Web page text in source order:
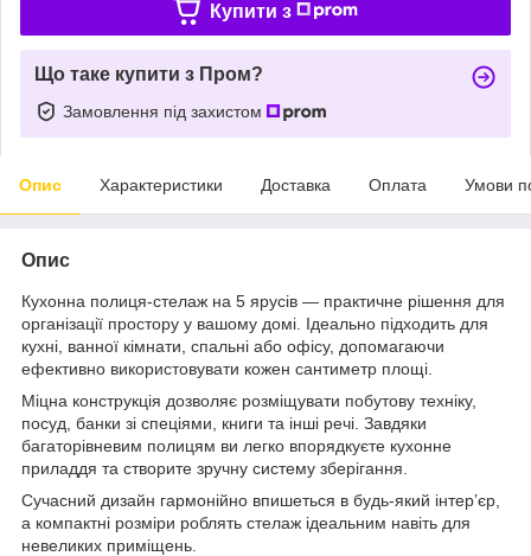
Купити з
Що таке купити з Пром?
Замовлення під захистом
Опис Характеристики Доставка Оплата Умови
Опис
Кухонна полиця-стелаж на 5 ярусів — практичне рішення для
організації простору у вашому домі. Ідеально підходить для
кухні, ванної кімнати, спальні або офісу, допомагаючи
ефективно використовувати кожен сантиметр площі.
Міцна конструкція дозволяє розміщувати побутову техніку,
посуд, банки зі спеціями, книги та інші речі. Завдяки
багаторівневим полицям ви легко впорядкуєте кухонне
приладдя та створите зручну систему зберігання.
Сучасний дизайн гармонійно впишеться в будь-який інтер’єр,
а компактні розміри роблять стелаж ідеальним навіть для
невеликих приміщень.